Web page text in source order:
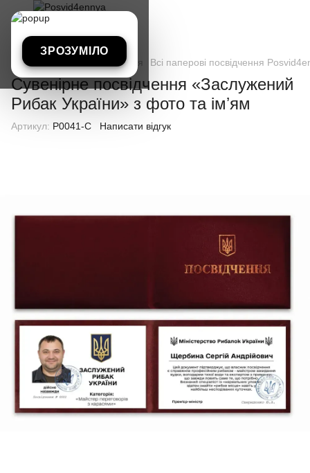
ЗРОЗУМІЛО
Всі паперові посвідчення Всі паперові посвідчення
Сувенірне посвідчення «Заслужений
Рибак України» з фото та імʼям
Артикул: P0041-C Написати відгук